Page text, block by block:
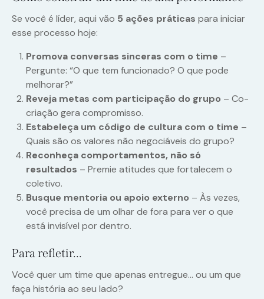
Se você é líder, aqui vão 5 ações práticas para iniciar
esse processo hoje:
Promova conversas sinceras com o time –
Pergunte: “O que tem funcionado? O que pode
melhorar?”
Reveja metas com participação do grupo – Co-
criação gera compromisso.
Estabeleça um código de cultura com o time –
Quais são os valores não negociáveis do grupo?
Reconheça comportamentos, não só
resultados – Premie atitudes que fortalecem o
coletivo.
Busque mentoria ou apoio externo – Às vezes,
você precisa de um olhar de fora para ver o que
está invisível por dentro.
Para refletir…
Você quer um time que apenas entregue… ou um que
faça história ao seu lado?